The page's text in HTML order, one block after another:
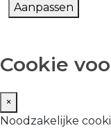
Aanpassen
Cookie
×
Noodzakelijke